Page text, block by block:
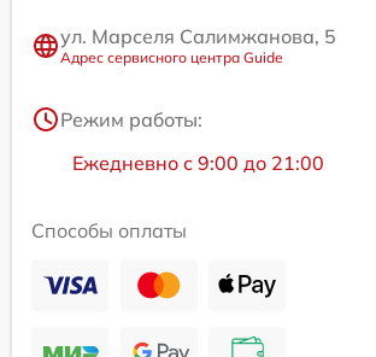
ул. Марселя Салимжанова, 5
Адрес сервисного центра Guide
Режим работы:
Ежедневно с 9:00 до 21:00
Способы оплаты